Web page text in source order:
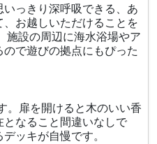
っきり深呼吸できる、あ
お越しいただけることを
施設の周辺に海水浴場やア
で遊びの拠点にもぴった
。扉を開けると木のいい香
なること間違いなしで
ッキが自慢です。